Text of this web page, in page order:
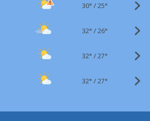
30° /25°
32° /26°
32° /27°
32° /27°